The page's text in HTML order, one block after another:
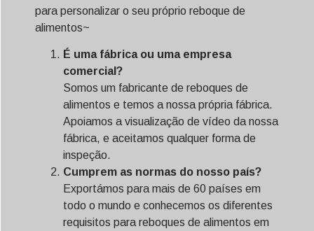
para personalizar o seu próprio reboque de
alimentos~
É uma fábrica ou uma empresa
comercial?
Somos um fabricante de reboques de
alimentos e temos a nossa própria fábrica.
Apoiamos a visualização de vídeo da nossa
fábrica, e aceitamos qualquer forma de
inspeção.
Cumprem as normas do nosso país?
Exportámos para mais de 60 países em
todo o mundo e conhecemos os diferentes
requisitos para reboques de alimentos em